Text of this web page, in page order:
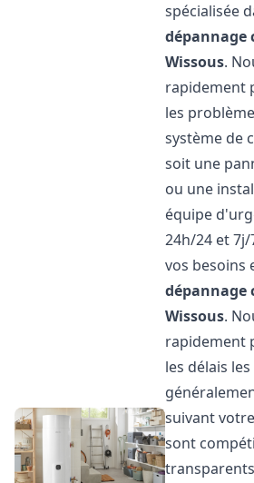
spécialisée
dépannage
Wissous.
rapidement
les
système de
soit une
ou une
équipe
24h/24 et
vos besoins
dépannage
Wissous.
rapidement
les délais
suivant
sont